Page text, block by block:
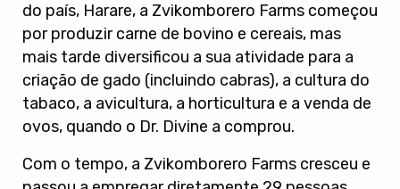
do país, Harare, a Zvikomborero Farms começou
por produzir carne de bovino e cereais, mas
mais tarde diversificou a sua atividade para a
criação de gado (incluindo cabras), a cultura do
tabaco, a avicultura, a horticultura e a venda de
ovos, quando o Dr. Divine a comprou.
Com o tempo, a Zvikomborero Farms cresceu e